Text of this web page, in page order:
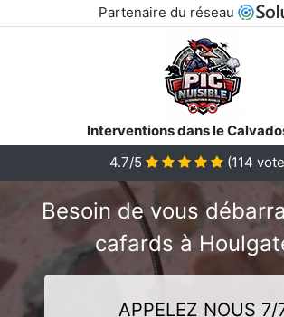
Partenaire du réseau
Interventions dans le
4.7/5 (114
Besoin de vous
cafards à
APPELEZ NOUS 7/